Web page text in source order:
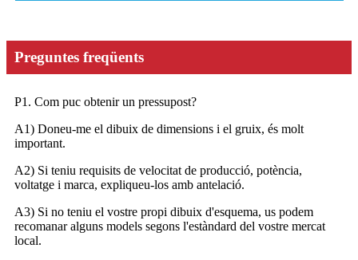
Preguntes freqüents
P1. Com puc obtenir un pressupost?
A1) Doneu-me el dibuix de dimensions i el gruix, és molt
important.
A2) Si teniu requisits de velocitat de producció, potència,
voltatge i marca, expliqueu-los amb antelació.
A3) Si no teniu el vostre propi dibuix d'esquema, us podem
recomanar alguns models segons l'estàndard del vostre mercat
local.